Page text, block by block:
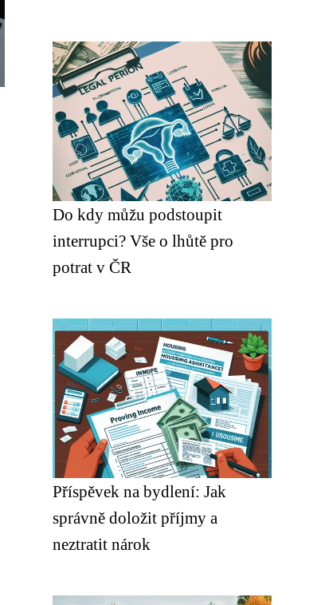
Do kdy můžu podstoupit
interrupci? Vše o lhůtě pro
potrat v ČR
Příspěvek na bydlení: Jak
správně doložit příjmy a
neztratit nárok